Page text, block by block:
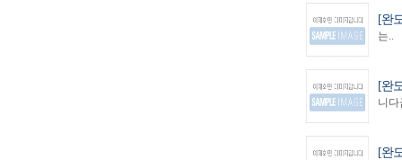
[완
는..
[완
니다
[완